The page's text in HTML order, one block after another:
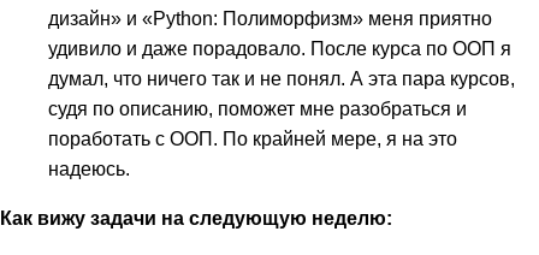
дизайн» и «Python: Полиморфизм» меня приятно
удивило и даже порадовало. После курса по ООП я
думал, что ничего так и не понял. А эта пара курсов,
судя по описанию, поможет мне разобраться и
поработать с ООП. По крайней мере, я на это
надеюсь.
Как вижу задачи на следующую неделю: